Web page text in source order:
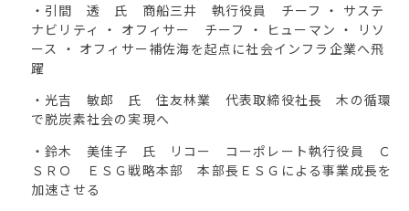
・引間 透 氏 商船三井 執行役員 チーフ ・ サステ
ナビリティ ・ オフィサー チーフ ・ ヒューマン ・ リソ
ース ・ オフィサー補佐海を起点に社会インフラ企業へ飛
躍
・光吉 敏郎 氏 住友林業 代表取締役社長 木の循環
で脱炭素社会の実現へ
・鈴木 美佳子 氏 リコー コーポレート執行役員 Ｃ
ＳＲＯ ＥＳＧ戦略本部 本部長ＥＳＧによる事業成長を
加速させる